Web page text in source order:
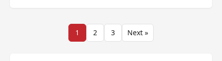
1 2 3 Next »